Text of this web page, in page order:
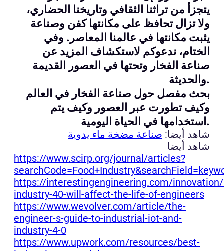
يتجزأ من تراثنا الثقافي وتاريخنا الحضاري،
ولا تزال تحافظ على مكانتها كفن وصناعة
يثبت مكانتها في عالمنا المعاصر. وفي
الختام، ندعوكم لاستكشاف المزيد عن
صناعة الفخار وتحتها في العصور القديمة
والحديثة.
بحث مفصل حول صناعة الفخار في العالم
وكيف تطورت عبر العصور وكيف يتم
استخدامها في الحياة اليومية.
شاهد أيضا: صناعة مضخة ماء يدوية
شاهد أيضا
https://www.scirp.org/journal/articles?
https://interestingengineering.com/
industry-40-will-affect-the-life-of-engineers
https://www.wevolver.com/article/the-
engineer-s-guide-to-industrial-iot-and-
industry-4-0
https://www.upwork.com/resources/best-